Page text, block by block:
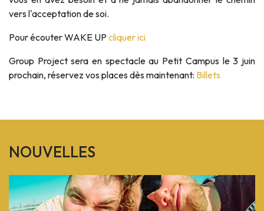
vers l'acceptation de soi.
Pour écouter WAKE UP cliquer ici
Group Project sera en spectacle au Petit Campus le 3 juin
prochain, réservez vos places dès maintenant: Billets
NOUVELLES